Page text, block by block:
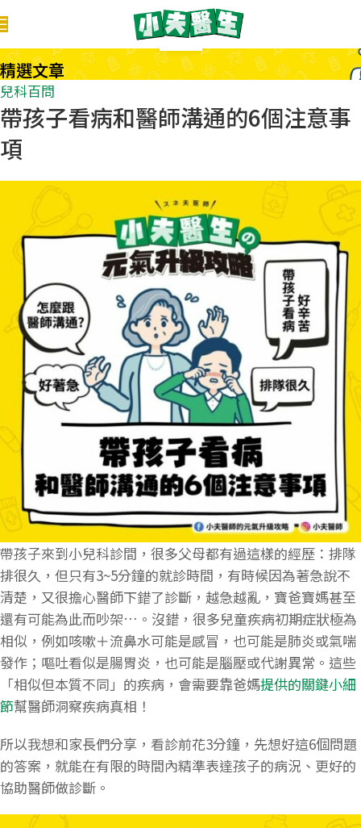
精選文章
兒科百問
帶孩子看病和醫師溝通的6個注意事
項
07
5 月
帶孩子來到小兒科診間，很多父母都有過這樣的經歷：排隊
排很久，但只有3~5分鐘的就診時間，有時候因為著急說不
清楚，又很擔心醫師下錯了診斷，越急越亂，寶爸寶媽甚至
還有可能為此而吵架…。沒錯，很多兒童疾病初期症狀極為
相似，例如咳嗽＋流鼻水可能是感冒，也可能是肺炎或氣喘
發作；嘔吐看似是腸胃炎，也可能是腦壓或代謝異常。這些
「相似但本質不同」的疾病，會需要靠爸媽提供的關鍵小細
節幫醫師洞察疾病真相！
所以我想和家長們分享，看診前花3分鐘，先想好這6個問題
的答案，就能在有限的時間內精準表達孩子的病況、更好的
協助醫師做診斷。